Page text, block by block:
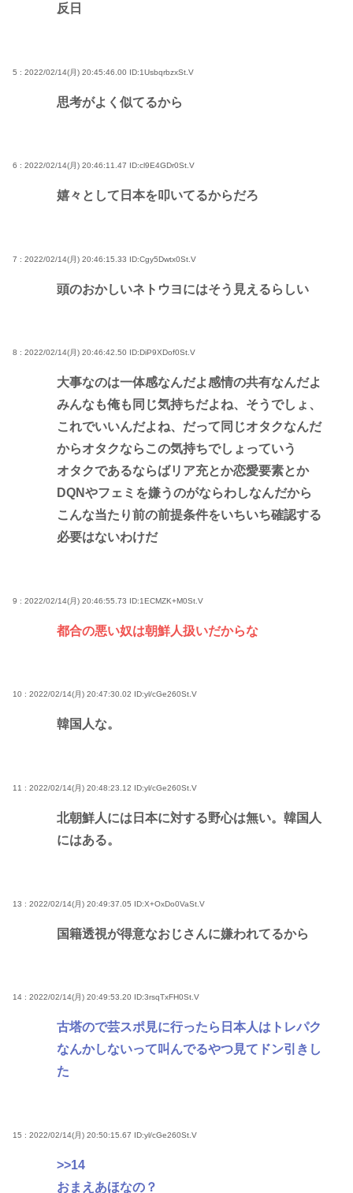
反日
5 : 2022/02/14(月) 20:45:46.00 ID:1UsbqrbzxSt.V
思考がよく似てるから
6 : 2022/02/14(月) 20:46:11.47 ID:cl9E4GDr0St.V
嬉々として日本を叩いてるからだろ
7 : 2022/02/14(月) 20:46:15.33 ID:Cgy5Dwtx0St.V
頭のおかしいネトウヨにはそう見えるらしい
8 : 2022/02/14(月) 20:46:42.50 ID:DiP9XDof0St.V
大事なのは一体感なんだよ感情の共有なんだよ
みんなも俺も同じ気持ちだよね、そうでしょ、
これでいいんだよね、だって同じオタクなんだ
からオタクならこの気持ちでしょっていう
オタクであるならばリア充とか恋愛要素とか
DQNやフェミを嫌うのがならわしなんだから
こんな当たり前の前提条件をいちいち確認する
必要はないわけだ
9 : 2022/02/14(月) 20:46:55.73 ID:1ECMZK+M0St.V
都合の悪い奴は朝鮮人扱いだからな
10 : 2022/02/14(月) 20:47:30.02 ID:yl/cGe260St.V
韓国人な。
11 : 2022/02/14(月) 20:48:23.12 ID:yl/cGe260St.V
北朝鮮人には日本に対する野心は無い。韓国人
にはある。
13 : 2022/02/14(月) 20:49:37.05 ID:X+OxDo0VaSt.V
国籍透視が得意なおじさんに嫌われてるから
14 : 2022/02/14(月) 20:49:53.20 ID:3rsqTxFH0St.V
古塔ので芸スポ見に行ったら日本人はトレパク
なんかしないって叫んでるやつ見てドン引きし
た
15 : 2022/02/14(月) 20:50:15.67 ID:yl/cGe260St.V
>>14
おまえあほなの？